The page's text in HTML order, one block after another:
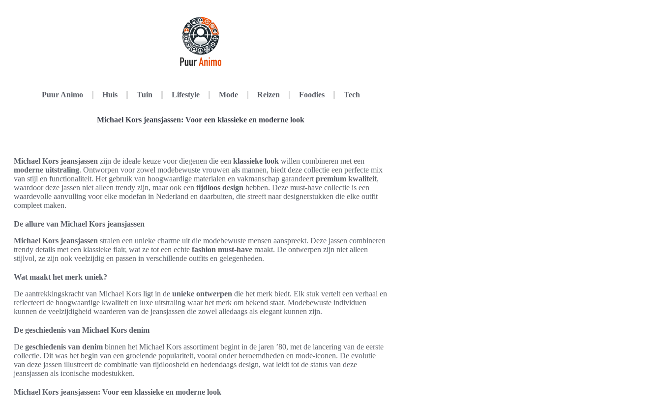
Puur Animo Huis Tuin Lifestyle Mode Reizen Foodies Tech
Michael Kors jeansjassen: Voor een klassieke en moderne look
Michael Kors jeansjassen zijn de ideale keuze voor diegenen die een klassieke look willen combineren met een
moderne uitstraling. Ontworpen voor zowel modebewuste vrouwen als mannen, biedt deze collectie een perfecte mix
van stijl en functionaliteit. Het gebruik van hoogwaardige materialen en vakmanschap garandeert premium kwaliteit,
waardoor deze jassen niet alleen trendy zijn, maar ook een tijdloos design hebben. Deze must-have collectie is een
waardevolle aanvulling voor elke modefan in Nederland en daarbuiten, die streeft naar designerstukken die elke outfit
compleet maken.
De allure van Michael Kors jeansjassen
Michael Kors jeansjassen stralen een unieke charme uit die modebewuste mensen aanspreekt. Deze jassen combineren
trendy details met een klassieke flair, wat ze tot een echte fashion must-have maakt. De ontwerpen zijn niet alleen
stijlvol, ze zijn ook veelzijdig en passen in verschillende outfits en gelegenheden.
Wat maakt het merk uniek?
De aantrekkingskracht van Michael Kors ligt in de unieke ontwerpen die het merk biedt. Elk stuk vertelt een verhaal en
reflecteert de hoogwaardige kwaliteit en luxe uitstraling waar het merk om bekend staat. Modebewuste individuen
kunnen de veelzijdigheid waarderen van de jeansjassen die zowel alledaags als elegant kunnen zijn.
De geschiedenis van Michael Kors denim
De geschiedenis van denim binnen het Michael Kors assortiment begint in de jaren ’80, met de lancering van de eerste
collectie. Dit was het begin van een groeiende populariteit, vooral onder beroemdheden en mode-iconen. De evolutie
van deze jassen illustreert de combinatie van tijdloosheid en hedendaags design, wat leidt tot de status van deze
jeansjassen als iconische modestukken.
Michael Kors jeansjassen: Voor een klassieke en moderne look